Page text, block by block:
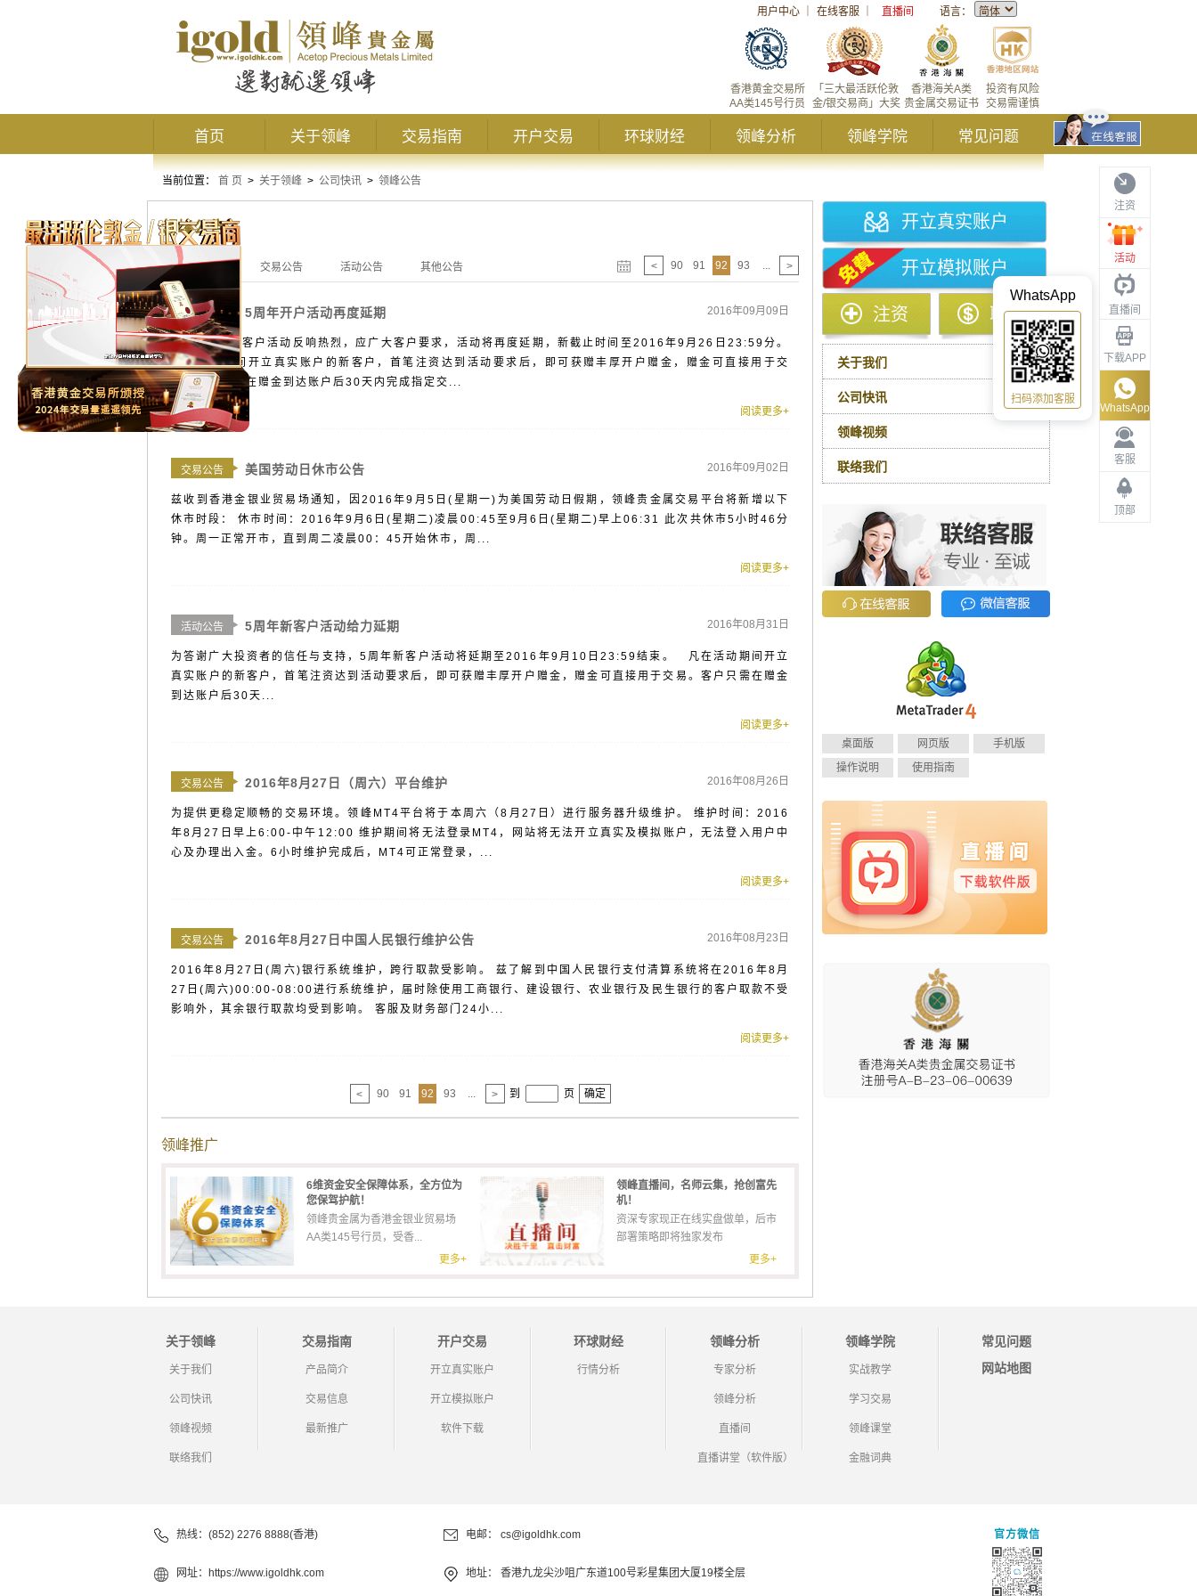
用户中心 在线客服 直播间 语言：
投资有风险
交易需谨慎
香港海关A类
贵金属交易证书
「三大最活跃伦敦
金/银交易商」大奖
香港黄金交易所
AA类145号行员
首页 关于领峰 交易指南 开户交易 环球财经 领峰分析 领峰学院 常见问题
注资
活动
直播间
下载APP
客服
顶部
WhatsApp
WhatsApp
扫码添加客服
当前位置： 首 页 > 关于领峰 > 公司快讯 > 领峰公告
领峰公告
全部公告 交易公告 活动公告 其他公告 < 90 91 92 93 ... >
活动公告 5周年开户活动再度延期 2016年09月09日
领峰5周年新客户活动反响热烈，应广大客户要求，活动将再度延期，新截止时间至2016年9月26日23:59分。
凡在活动期间开立真实账户的新客户，首笔注资达到活动要求后，即可获赠丰厚开户赠金，赠金可直接用于交
易。客户只需在赠金到达账户后30天内完成指定交...
阅读更多+
交易公告 美国劳动日休市公告 2016年09月02日
兹收到香港金银业贸易场通知，因2016年9月5日(星期一)为美国劳动日假期，领峰贵金属交易平台将新增以下
休市时段： 休市时间：2016年9月6日(星期二)凌晨00:45至9月6日(星期二)早上06:31 此次共休市5小时46分
钟。周一正常开市，直到周二凌晨00：45开始休市，周...
阅读更多+
活动公告 5周年新客户活动给力延期 2016年08月31日
为答谢广大投资者的信任与支持，5周年新客户活动将延期至2016年9月10日23:59结束。 凡在活动期间开立
真实账户的新客户，首笔注资达到活动要求后，即可获赠丰厚开户赠金，赠金可直接用于交易。客户只需在赠金
到达账户后30天...
阅读更多+
交易公告 2016年8月27日（周六）平台维护 2016年08月26日
为提供更稳定顺畅的交易环境。领峰MT4平台将于本周六（8月27日）进行服务器升级维护。 维护时间：2016
年8月27日早上6:00-中午12:00 维护期间将无法登录MT4，网站将无法开立真实及模拟账户，无法登入用户中
心及办理出入金。6小时维护完成后，MT4可正常登录，...
阅读更多+
交易公告 2016年8月27日中国人民银行维护公告 2016年08月23日
2016年8月27日(周六)银行系统维护，跨行取款受影响。 兹了解到中国人民银行支付清算系统将在2016年8月
27日(周六)00:00-08:00进行系统维护，届时除使用工商银行、建设银行、农业银行及民生银行的客户取款不受
影响外，其余银行取款均受到影响。 客服及财务部门24小...
阅读更多+
< 90 91 92 93 ... > 到 页 确定
领峰推广
6维资金安全保障体系，全方位为
您保驾护航！
领峰贵金属为香港金银业贸易场
AA类145号行员，受香...
更多+
领峰直播间，名师云集，抢创富先
机！
资深专家现正在线实盘做单，后市
部署策略即将独家发布
更多+
开立真实账户
开立模拟账户
注资 取款
关于我们
公司快讯
领峰视频
联络我们
桌面版 网页版
手机版
操作说明
使用指南
关于领峰
关于我们
公司快讯
领峰视频
联络我们
交易指南
产品简介
交易信息
最新推广
开户交易
开立真实账户
开立模拟账户
软件下载
环球财经
行情分析
领峰分析
专家分析
领峰分析
直播间
直播讲堂（软件版）
领峰学院
实战教学
学习交易
领峰课堂
金融词典
常见问题
网站地图
热线：(852) 2276 8888(香港) 电邮： cs@igoldhk.com
网址： https://www.igoldhk.com 地址： 香港九龙尖沙咀广东道100号彩星集团大厦19楼全层
官方微信